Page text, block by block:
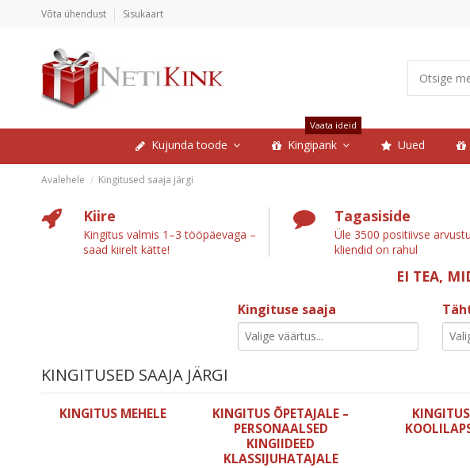
Võta ühendust Sisukaart
Kujunda toode Kingipank
Vaata ideid
Uued
Avalehele Kingitused saaja järgi
Kiire
Kingitus valmis 1–3 tööpäevaga –
saad kiirelt kätte!
Tagasiside
Üle 3500 positiivse
kliendid on rahul
EI TEA,
Kingituse saaja
KINGITUSED SAAJA JÄRGI
KINGITUS MEHELE
KINGITUS ÕPETAJALE –
PERSONAALSED
KINGIIDEED
KLASSIJUHATAJALE